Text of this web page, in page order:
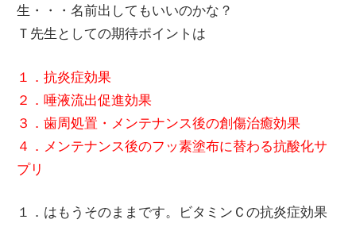
生・・・名前出してもいいのかな？
Ｔ先生としての期待ポイントは
１．抗炎症効果
２．唾液流出促進効果
３．歯周処置・メンテナンス後の創傷治癒効果
４．メンテナンス後のフッ素塗布に替わる抗酸化サ
プリ
１．はもうそのままです。ビタミンＣの抗炎症効果